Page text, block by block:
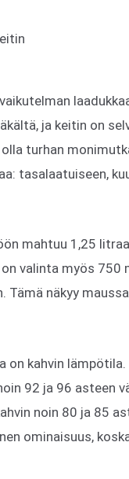
ja keitin on
turhan
tasalaatuiseen,
mahtuu 1,25
valinta myös 750
näkyy
kahvin
92 ja 96 asteen
noin 80 ja 85
ominaisuus,